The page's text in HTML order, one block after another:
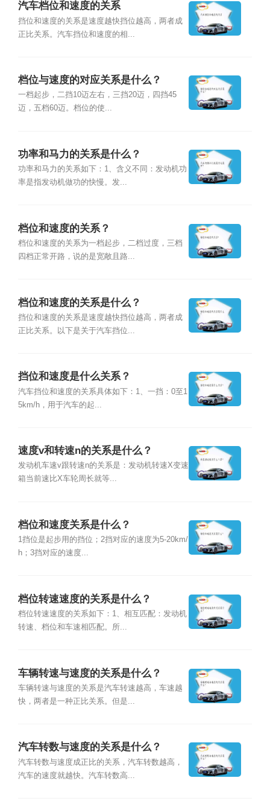
汽车档位和速度的关系
挡位和速度的关系是速度越快挡位越高，两者成
正比关系。汽车挡位和速度的相...
档位与速度的对应关系是什么？
一档起步，二挡10迈左右，三挡20迈，四挡45
迈，五档60迈。档位的使...
功率和马力的关系是什么？
功率和马力的关系如下：1、含义不同：发动机功
率是指发动机做功的快慢。发...
档位和速度的关系？
档位和速度的关系为一档起步，二档过度，三档
四档正常开路，说的是宽敞且路...
档位和速度的关系是什么？
挡位和速度的关系是速度越快挡位越高，两者成
正比关系。以下是关于汽车挡位...
挡位和速度是什么关系？
汽车挡位和速度的关系具体如下：1、一挡：0至1
5km/h，用于汽车的起...
速度v和转速n的关系是什么？
发动机车速v跟转速n的关系是：发动机转速X变速
箱当前速比X车轮周长就等...
档位和速度关系是什么？
1挡位是起步用的挡位；2挡对应的速度为5-20km/
h；3挡对应的速度...
档位转速速度的关系是什么？
档位转速速度的关系如下：1、相互匹配：发动机
转速、档位和车速相匹配。所...
车辆转速与速度的关系是什么？
车辆转速与速度的关系是汽车转速越高，车速越
快，两者是一种正比关系。但是...
汽车转数与速度的关系是什么？
汽车转数与速度成正比的关系，汽车转数越高，
汽车的速度就越快。汽车转数高...